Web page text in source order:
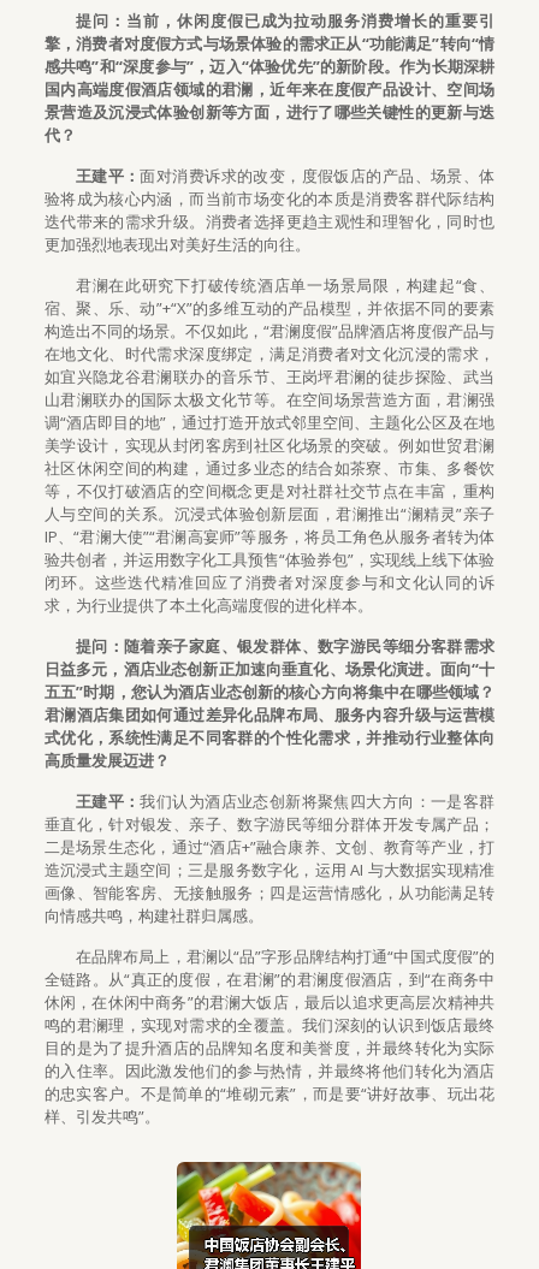
提问：当前，休闲度假已成为拉动服务消费增长的重要引
擎，消费者对度假方式与场景体验的需求正从“功能满足”转向“情
感共鸣”和“深度参与”，迈入“体验优先”的新阶段。作为长期深耕
国内高端度假酒店领域的君澜，近年来在度假产品设计、空间场
景营造及沉浸式体验创新等方面，进行了哪些关键性的更新与迭
代？
王建平：面对消费诉求的改变，度假饭店的产品、场景、体
验将成为核心内涵，而当前市场变化的本质是消费客群代际结构
迭代带来的需求升级。消费者选择更趋主观性和理智化，同时也
更加强烈地表现出对美好生活的向往。
君澜在此研究下打破传统酒店单一场景局限，构建起“食、
宿、聚、乐、动”+“X”的多维互动的产品模型，并依据不同的要素
构造出不同的场景。不仅如此，“君澜度假”品牌酒店将度假产品与
在地文化、时代需求深度绑定，满足消费者对文化沉浸的需求，
如宜兴隐龙谷君澜联办的音乐节、王岗坪君澜的徒步探险、武当
山君澜联办的国际太极文化节等。在空间场景营造方面，君澜强
调“酒店即目的地”，通过打造开放式邻里空间、主题化公区及在地
美学设计，实现从封闭客房到社区化场景的突破。例如世贸君澜
社区休闲空间的构建，通过多业态的结合如茶寮、市集、多餐饮
等，不仅打破酒店的空间概念更是对社群社交节点在丰富，重构
人与空间的关系。沉浸式体验创新层面，君澜推出“澜精灵”亲子
IP、“君澜大使”“君澜高宴师”等服务，将员工角色从服务者转为体
验共创者，并运用数字化工具预售“体验券包”，实现线上线下体验
闭环。这些迭代精准回应了消费者对深度参与和文化认同的诉
求，为行业提供了本土化高端度假的进化样本。
提问：随着亲子家庭、银发群体、数字游民等细分客群需求
日益多元，酒店业态创新正加速向垂直化、场景化演进。面向“十
五五”时期，您认为酒店业态创新的核心方向将集中在哪些领域？
君澜酒店集团如何通过差异化品牌布局、服务内容升级与运营模
式优化，系统性满足不同客群的个性化需求，并推动行业整体向
高质量发展迈进？
王建平：我们认为酒店业态创新将聚焦四大方向：一是客群
垂直化，针对银发、亲子、数字游民等细分群体开发专属产品；
二是场景生态化，通过“酒店+”融合康养、文创、教育等产业，打
造沉浸式主题空间；三是服务数字化，运用 AI 与大数据实现精准
画像、智能客房、无接触服务；四是运营情感化，从功能满足转
向情感共鸣，构建社群归属感。
在品牌布局上，君澜以“品”字形品牌结构打通“中国式度假”的
全链路。从“真正的度假，在君澜”的君澜度假酒店，到“在商务中
休闲，在休闲中商务”的君澜大饭店，最后以追求更高层次精神共
鸣的君澜理，实现对需求的全覆盖。我们深刻的认识到饭店最终
目的是为了提升酒店的品牌知名度和美誉度，并最终转化为实际
的入住率。因此激发他们的参与热情，并最终将他们转化为酒店
的忠实客户。不是简单的“堆砌元素”，而是要“讲好故事、玩出花
样、引发共鸣”。